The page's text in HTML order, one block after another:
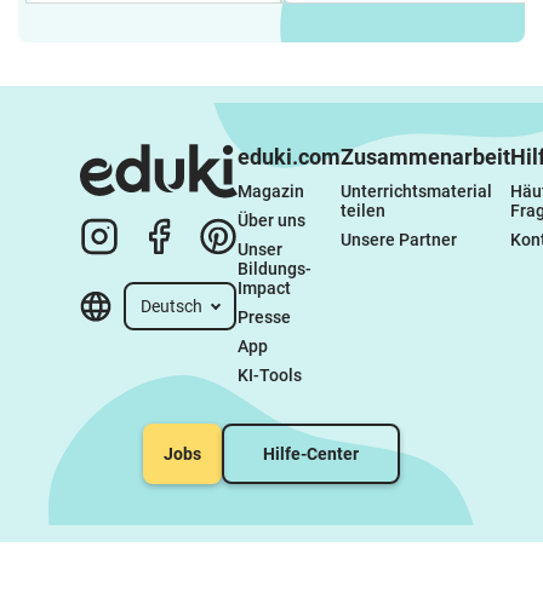
Deutsch
eduki.com
Magazin
Über uns
Unser
Bildungs-
Impact
Presse
App
KI-Tools
Zusammenarbeit
Unterrichtsmaterial
teilen
Unsere Partner
Jobs Hilfe-Center